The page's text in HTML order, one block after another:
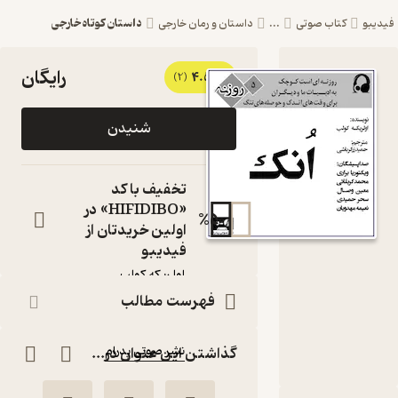
کتاب صوتی ... داستان و رمان خارجی داستان کوتاه خارجی
کتاب
صوتی انک
اثر اولریکه
کولب
(روزنه ۵)
کتاب
صوتی
نویسنده:
اولریکه کولب
گوینده
گروه گویندگان
نشر صوتی پدرام
4.5
(2) رایگان
شنیدن
%50
تخفیف با کد
«HIFIDIBO» در
اولین خریدتان از
فیدیبو
فهرست مطالب
گذاشتن این عنوان در...